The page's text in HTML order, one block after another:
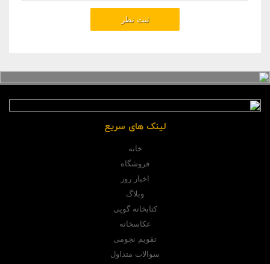
لینک های سریع
خانه
فروشگاه
اخبار روز
وبلاگ
کتابخانه گوپی
عکاسخانه
تقویم نجومی
سوالات متداول